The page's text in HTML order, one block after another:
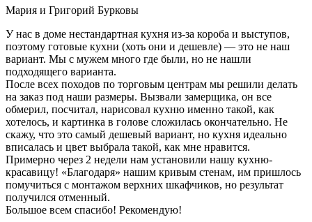
Мария и Григорий Бурковы
У нас в доме нестандартная кухня из-за короба и выступов,
поэтому готовые кухни (хоть они и дешевле) — это не наш
вариант. Мы с мужем много где были, но не нашли
подходящего варианта.
После всех походов по торговым центрам мы решили делать
на заказ под наши размеры. Вызвали замерщика, он все
обмерил, посчитал, нарисовал кухню именно такой, как
хотелось, и картинка в голове сложилась окончательно. Не
скажу, что это самый дешевый вариант, но кухня идеально
вписалась и цвет выбрала такой, как мне нравится.
Примерно через 2 недели нам установили нашу кухню-
красавицу! «Благодаря» нашим кривым стенам, им пришлось
помучиться с монтажом верхних шкафчиков, но результат
получился отменный.
Большое всем спасибо! Рекомендую!